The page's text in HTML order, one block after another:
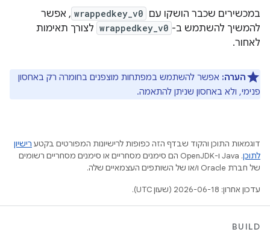
במכשירים שכבר הושקו עם wrappedkey_v0 , אפשר
להמשיך להשתמש ב- wrappedkey_v0 לצורך תאימות
לאחור.
הערה: אפשר להשתמש במפתחות מוצפנים בחומרה רק באחסון
פנימי, ולא באחסון שניתן להתאמה.
דוגמאות התוכן והקוד שבדף הזה כפופות לרישיונות המפורטים בקטע רישיון
לתוכן
.‏ Java ו-OpenJDK הם סימנים מסחריים או סימנים מסחריים רשומים
של חברת Oracle ו/או של השותפים העצמאיים שלה.
עדכון אחרון: 2026-06-18 (שעון UTC).
BUILD